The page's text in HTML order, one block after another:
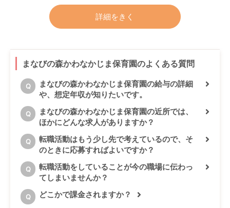
詳細をきく
まなびの森かわなかじま保育園のよくある質問
Q
まなびの森かわなかじま保育園の給与の詳細
や、想定年収が知りたいです。
Q
まなびの森かわなかじま保育園の近所では、
ほかにどんな求人がありますか？
Q
転職活動はもう少し先で考えているので、そ
のときに応募すればよいですか？
Q
転職活動をしていることが今の職場に伝わっ
てしまいませんか？
Q どこかで課金されますか？